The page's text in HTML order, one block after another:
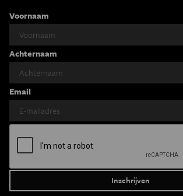
Voornaam
Achternaam
Email